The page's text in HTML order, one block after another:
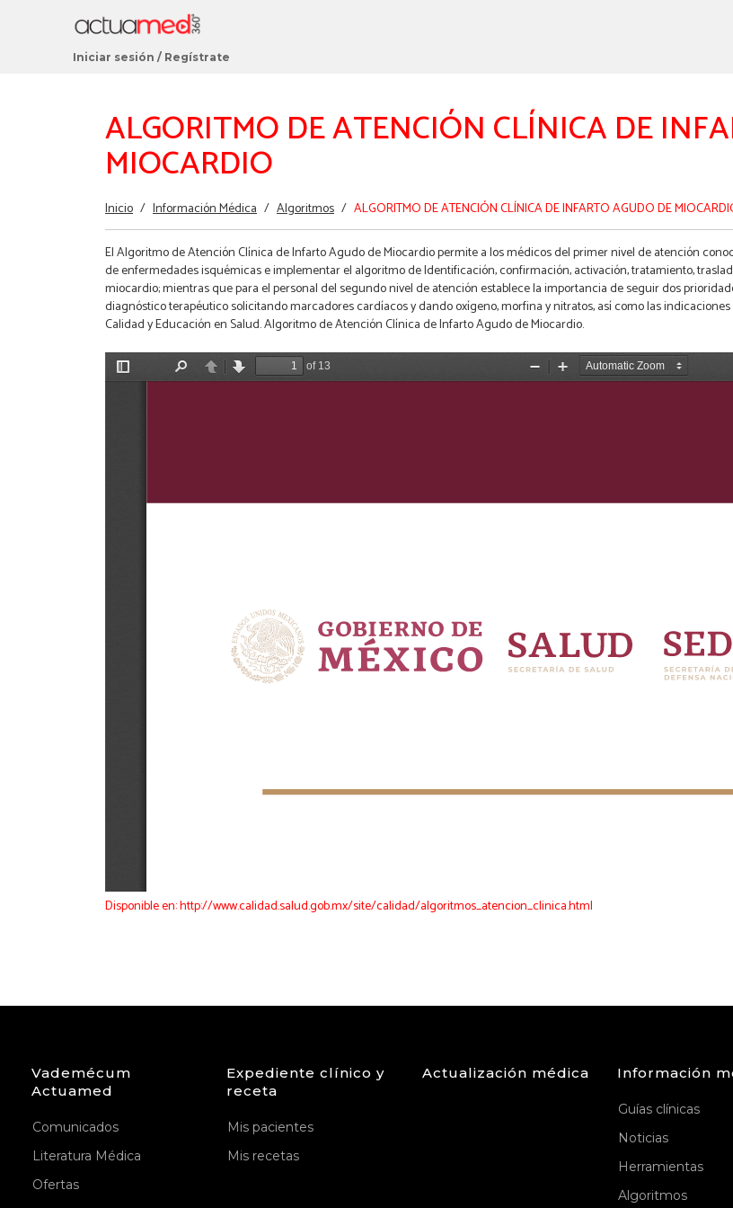
Iniciar sesión / Regístrate
ALGORITMO DE ATENCIÓN CLÍNICA DE
MIOCARDIO
Estás
aquí
Inicio / Información Médica / Algoritmos / ALGORITMO DE ATENCIÓN CLÍNICA DE INFARTO AGUDO DE
El Algoritmo de Atención Clínica de Infarto Agudo de Miocardio permite a los médicos del primer nivel de atención
de enfermedades isquémicas e implementar el algoritmo de Identificación, confirmación, activación, tratamiento,
miocardio; mientras que para el personal del segundo nivel de atención establece la importancia de seguir dos
diagnóstico terapéutico solicitando marcadores cardíacos y dando oxígeno, morfina y nitratos, así como las
Calidad y Educación en Salud. Algoritmo de Atención Clínica de Infarto Agudo de Miocardio.
Disponible en: http://www.calidad.salud.gob.mx/site/calidad/algoritmos_atencion_clinica.html
Vademécum
Actuamed
Comunicados
Literatura Médica
Ofertas
Expediente clínico y
receta
Mis pacientes
Mis recetas
Actualización médica Información
Guías clínicas
Noticias
Herramientas
Algoritmos